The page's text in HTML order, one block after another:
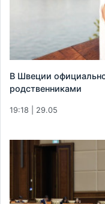
В Швеции
родственниками
19:18 | 29.05